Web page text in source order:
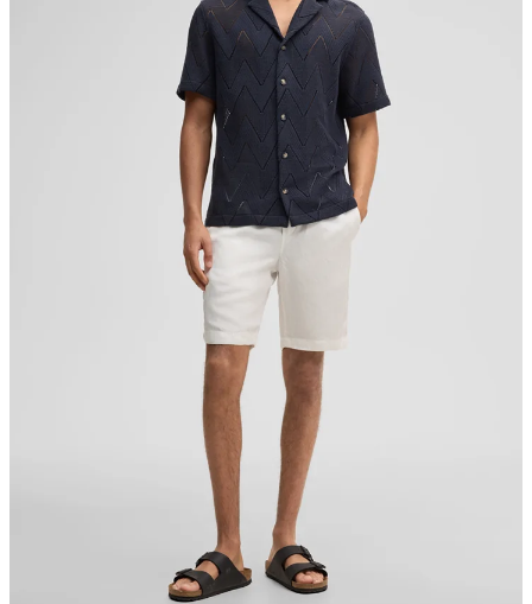
nicht Trommeltrocknen
Bügeln bei geringer Temperatur